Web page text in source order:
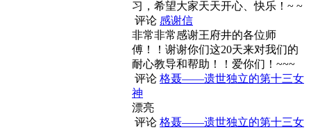
习，希望大家天天开心、快乐！~ ~
评论 感谢信
非常非常感谢王府井的各位师
傅！！谢谢你们这20天来对我们的
耐心教导和帮助！！爱你们！~~~
评论 格聂——遗世独立的第十三女
神
漂亮
评论 格聂——遗世独立的第十三女